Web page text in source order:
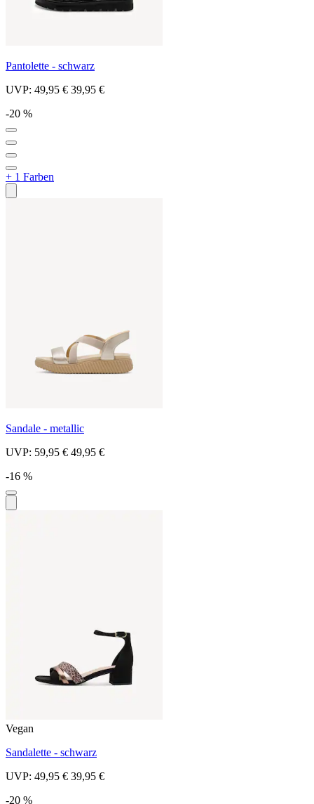
Pantolette - schwarz
UVP: 49,95 € 39,95 €
-20 %
+ 1 Farben
Sandale - metallic
UVP: 59,95 € 49,95 €
-16 %
Vegan
Sandalette - schwarz
UVP: 49,95 € 39,95 €
-20 %